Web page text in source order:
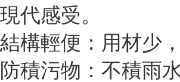
現代感受。
結構輕便：用材
防積污物：不積